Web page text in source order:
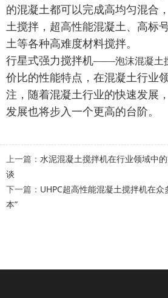
的混凝土都可以完成高均匀混合
土搅拌，超高性能混凝土、高标
土等各种高难度材料搅拌。
行星式强力搅拌机——泡沫混凝土
价比的性能特点，在混凝土行业
注，随着混凝土行业的快速发展
发展也将步入一个更高的台阶。
上一篇： 水泥混凝土搅拌机在行业领域中
谈
下一篇： UHPC超高性能混凝土搅拌机在
本”